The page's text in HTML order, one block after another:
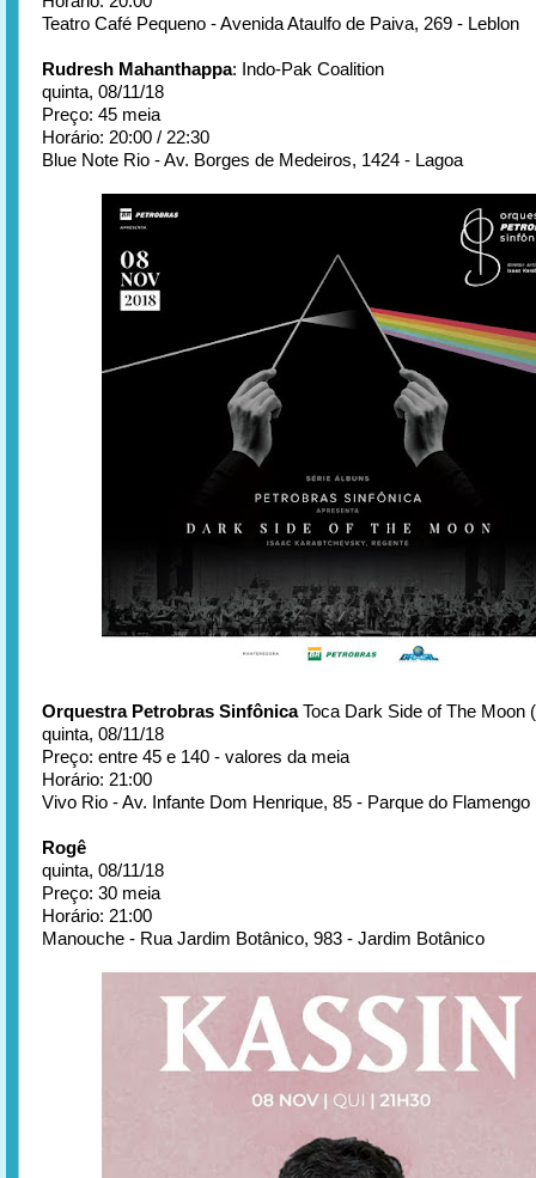
Teatro Café Pequeno - Avenida Ataulfo de Paiva, 269 - Leblon
Rudresh Mahanthappa: Indo-Pak Coalition
quinta, 08/11/18
Preço: 45 meia
Horário: 20:00 / 22:30
Blue Note Rio - Av. Borges de Medeiros, 1424 - Lagoa
Orquestra Petrobras SinfônicaToca Dark Side of The Moon
quinta, 08/11/18
Preço: entre 45 e 140 - valores da meia
Horário: 21:00
Vivo Rio - Av. Infante Dom Henrique, 85 - Parque do Flamengo
Rogê
quinta, 08/11/18
Preço: 30 meia
Horário: 21:00
Manouche - Rua Jardim Botânico, 983 - Jardim Botânico